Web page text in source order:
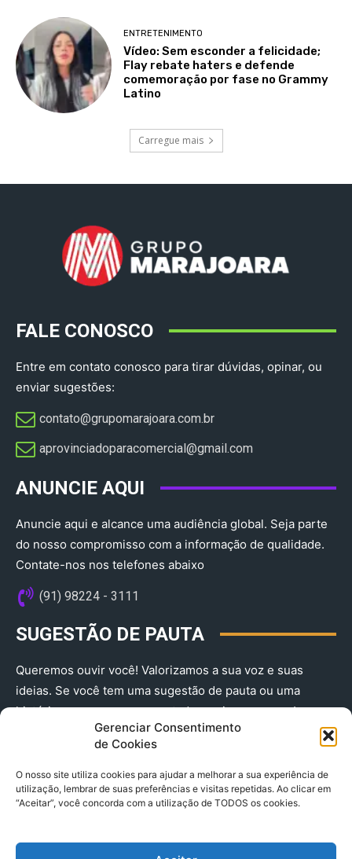
Gerenciar Consentimento
de Cookies
O nosso site utiliza cookies para ajudar a melhorar a sua experiência de
utilização, lembrar de suas preferências e visitas repetidas. Ao clicar em
“Aceitar”, você concorda com a utilização de TODOS os cookies.
ENTRETENIMENTO
Vídeo: Sem esconder a felicidade;
Flay rebate haters e defende
comemoração por fase no Grammy
Latino
Carregue mais
FALE CONOSCO
Entre em contato conosco para tirar dúvidas, opinar, ou
enviar sugestões:
contato@grupomarajoara.com.br
aprovinciadoparacomercial@gmail.com​
ANUNCIE AQUI
Anuncie aqui e alcance uma audiência global. Seja parte
do nosso compromisso com a informação de qualidade.
Contate-nos nos telefones abaixo
(91) 98224 - 3111
SUGESTÃO DE PAUTA
Queremos ouvir você! Valorizamos a sua voz e suas
ideias. Se você tem uma sugestão de pauta ou uma
história que merece ser contada, envie-nos agora!
(91) 98224 - 3111